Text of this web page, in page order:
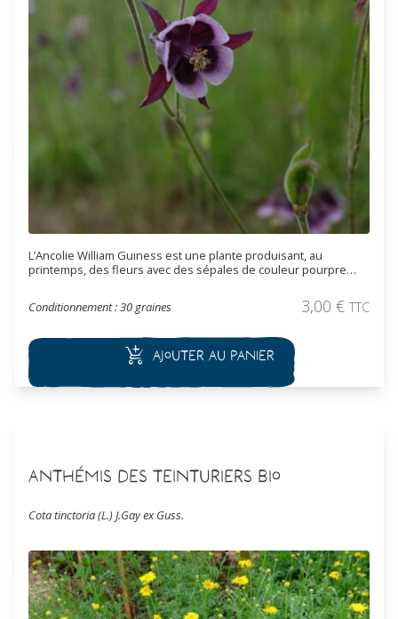
L’Ancolie William Guiness est une plante produisant, au
printemps, des fleurs avec des sépales de couleur pourpre
des plantes très rustiques. Elles supportent des températures
allant jusqu’à -20°C. Les Ancolies ont une croissance assez
Conditionnement : 30 graines 3,00 € TTC
Ajouter au panier
Anthémis des Teinturiers Bio
Cota tinctoria (L.) J.Gay ex Guss.